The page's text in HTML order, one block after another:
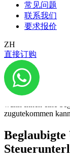
常见问题
联系我们
要求报价
ZH
直接订购
Steuererklärungen
kleine
Aufgabe als lästig
Fragen aufkommen.
Wenn das ganze
gemacht werden
gelten, oder wenn
wird es nur noch
vereinfachen. In
zugutekommen